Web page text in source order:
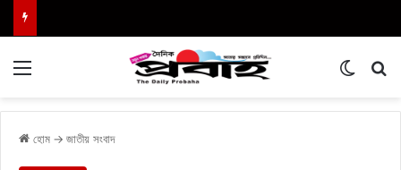
হোম → জাতীয় সংবাদ